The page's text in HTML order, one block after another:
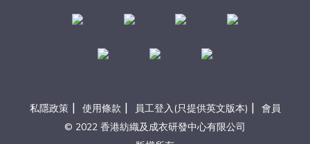
私隱政策 | 使用條款 | 員工登入(只提供英文版本) | 會員
© 2022 香港紡織及成衣研發中心有限公司